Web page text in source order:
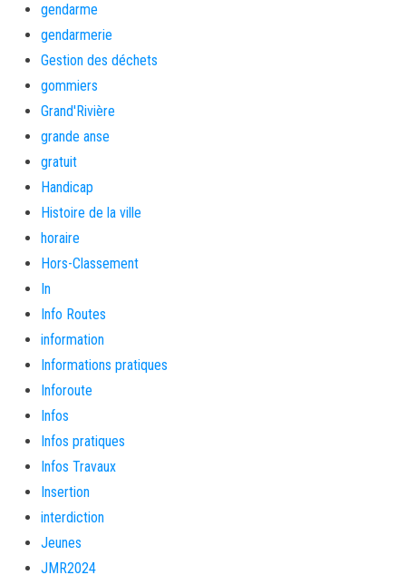
gendarme
gendarmerie
Gestion des déchets
gommiers
Grand'Rivière
grande anse
gratuit
Handicap
Histoire de la ville
horaire
Hors-Classement
In
Info Routes
information
Informations pratiques
Inforoute
Infos
Infos pratiques
Infos Travaux
Insertion
interdiction
Jeunes
JMR2024